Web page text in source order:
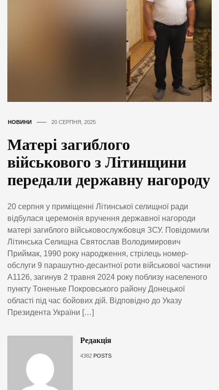
НОВИНИ 20 СЕРПНЯ, 2025
Матері загиблого
військового з Літинщини
передали державну нагороду
20 серпня у приміщенні Літинської селищної ради
відбулася церемонія вручення державної нагороди
матері загиблого військовослужбовця ЗСУ. Повідомили
Літинська Селищна Святослав Володимирович
Приймак, 1990 року народження, стрілець номер-
обслуги 9 парашутно-десантної роти військової частини
А1126, загинув 2 травня 2024 року поблизу населеного
пункту Тоненьке Покровського району Донецької
області під час бойових дій. Відповідно до Указу
Президента України […]
Редакція
4382 POSTS